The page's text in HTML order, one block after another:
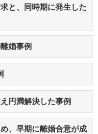
と、同時期に発生した
婚事例
円満解決した事例
、早期に離婚合意が成